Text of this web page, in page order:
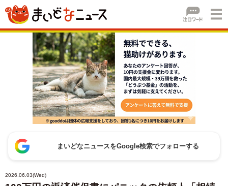
まいどなニュースをGoogle検索でフォローする
2026.06.03(Wed)